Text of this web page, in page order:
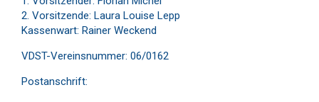
2. Vorsitzende: Laura Louise Lepp
Kassenwart: Rainer Weckend
VDST-Vereinsnummer: 06/0162
Postanschrift: